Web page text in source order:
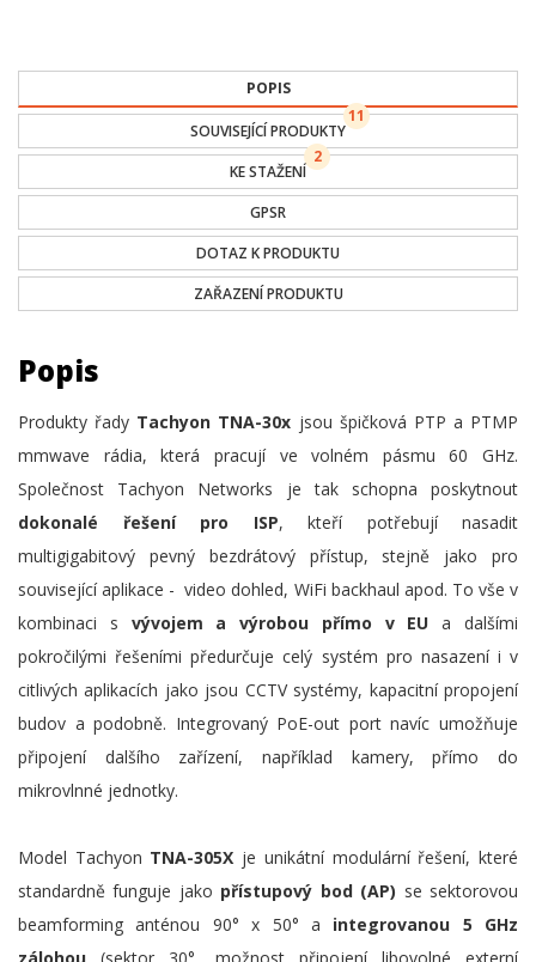
POPIS
SOUVISEJÍCÍ PRODUKTY
11
KE STAŽENÍ
2
GPSR
DOTAZ K PRODUKTU
ZAŘAZENÍ PRODUKTU
Popis
Produkty řady Tachyon TNA-30x jsou špičková PTP a PTMP
mmwave rádia, která pracují ve volném pásmu 60 GHz.
Společnost Tachyon Networks je tak schopna poskytnout
dokonalé řešení pro ISP, kteří potřebují nasadit
multigigabitový pevný bezdrátový přístup, stejně jako pro
související aplikace - video dohled, WiFi backhaul apod. To vše v
kombinaci s vývojem a výrobou přímo v EUa dalšími
pokročilými řešeními předurčuje celý systém pro nasazení i v
citlivých aplikacích jako jsou CCTV systémy, kapacitní propojení
budov a podobně. Integrovaný PoE-out port navíc umožňuje
připojení dalšího zařízení, například kamery, přímo do
mikrovlnné jednotky.
Model Tachyon TNA-305X je unikátní modulární řešení, které
standardně funguje jako přístupový bod (AP) se sektorovou
beamforming anténou 90° x 50° a integrovanou 5 GHz